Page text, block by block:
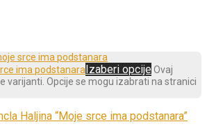
Izaberi opcije Ovaj
varijanti. Opcije se mogu izabrati na stranici
Haljina “Moje srce ima podstanara”